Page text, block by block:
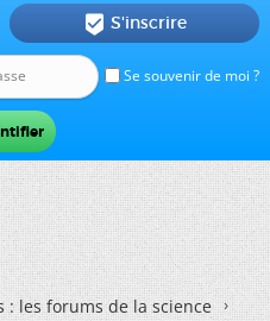
Se souvenir de moi ?
 S'inscrire
: les forums de la science